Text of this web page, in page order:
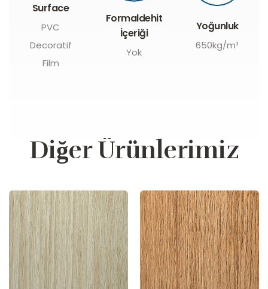
Surface
PVC
Decoratif
Film
Formaldehit
İçeriği
Yok
Yoğunluk
650kg/m³
Diğer Ürünlerimiz